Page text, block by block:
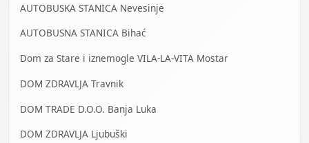
AUTOBUSKA STANICA Nevesinje
AUTOBUSNA STANICA Bihać
Dom za Stare i iznemogle VILA-LA-VITA Mostar
DOM ZDRAVLJA Travnik
DOM TRADE D.O.O. Banja Luka
DOM ZDRAVLJA Ljubuški